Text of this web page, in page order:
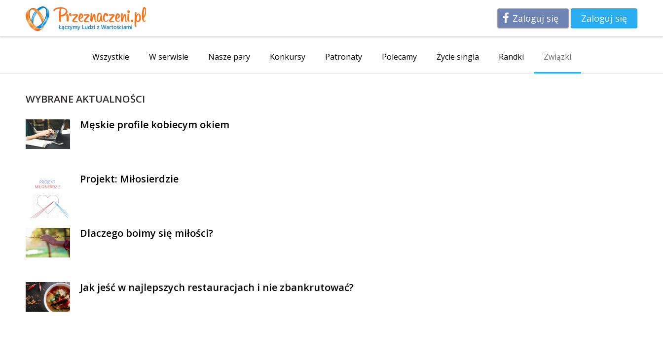
Zaloguj się Zaloguj się
Wszystkie W serwisie Nasze pary Konkursy Patronaty Polecamy Życie singla Randki Związki
WYBRANE AKTUALNOŚCI
Męskie profile kobiecym okiem
Projekt: Miłosierdzie
Dlaczego boimy się miłości?
Jak jeść w najlepszych restauracjach i nie zbankrutować?